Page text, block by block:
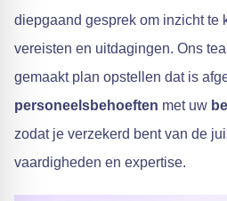
diepgaand gesprek om inzicht te
vereisten en uitdagingen. Ons
gemaakt plan opstellen dat is
personeelsbehoeften met uw
zodat je verzekerd bent van de
vaardigheden en expertise.